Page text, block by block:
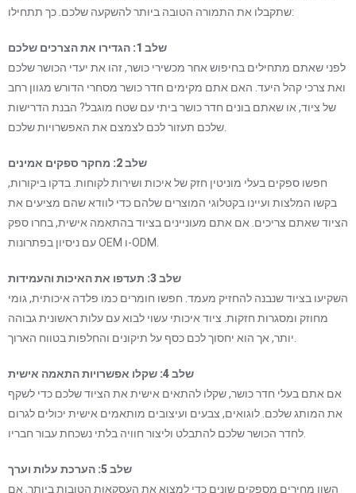
שתקבלו את התמורה הטובה ביותר להשקעה שלכם. כך תתחילו:
שלב 1: הגדירו את הצרכים שלכם
לפני שאתם מתחילים בחיפוש אחר מכשירי כושר, זהו את יעדי הכושר שלכם
ואת צרכי קהל היעד. האם אתם מקימים חדר כושר מסחרי הדורש מגוון רחב
של ציוד, או שאתם בונים חדר כושר ביתי עם שטח מוגבל? הבנת הדרישות
שלב 2: מחקר ספקים אמינים
חפשו ספקים בעלי מוניטין חזק של איכות ושירות לקוחות. בדקו ביקורות,
בקשו המלצות ועיינו בקטלוגי המוצרים שלהם כדי לוודא שהם מציעים את
הציוד שאתם צריכים. אם אתם מעוניינים בציוד בהתאמה אישית, בחרו ספק
עם ניסיון בפתרונות OEM ו-ODM.
שלב 3: תעדפו את האיכות והעמידות
השקיעו בציוד שנבנה להחזיק מעמד. חפשו חומרים כמו פלדה איכותית, גומי
מחוזק ומסגרות חזקות. ציוד איכותי עשוי לבוא עם עלות ראשונית גבוהה
שלב 4: שקלו אפשרויות התאמה אישית
אם אתם בעלי חדר כושר, שקלו להתאים אישית את הציוד שלכם כדי לשקף
את המותג שלכם. לוגואים, צבעים ועיצובים מותאמים אישית יכולים לגרום
שלב 5: הערכת עלות וערך
השוו מחירים מספקים שונים כדי למצוא את העסקאות הטובות ביותר. אם